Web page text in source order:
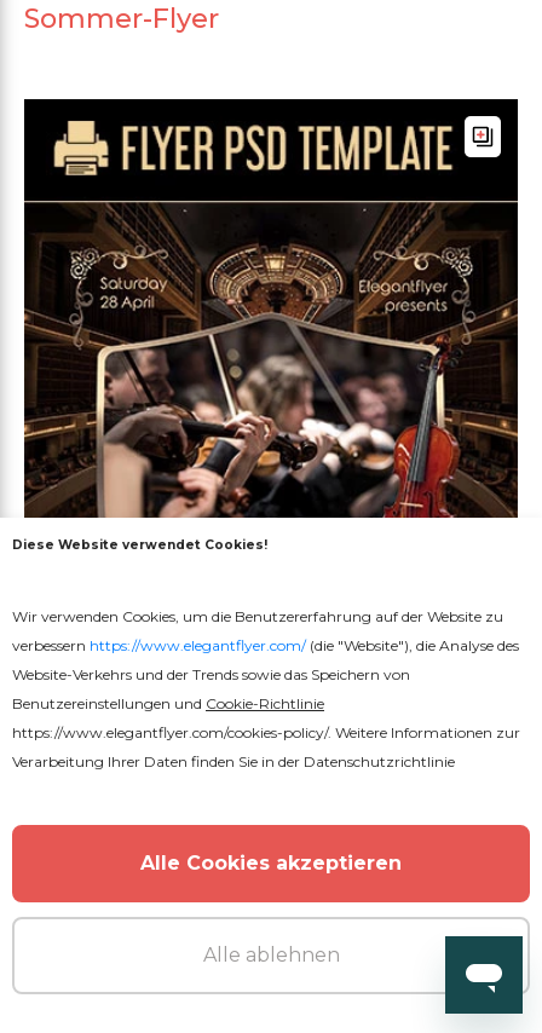
Sommer-Flyer
Klassisches Musik-Konzert
Diese Website verwendet Cookies!
Wir verwenden Cookies, um die Benutzererfahrung auf der Website zu
verbessern https://www.elegantflyer.com/(die "Website"), die Analyse des
Website-Verkehrs und der Trends sowie das Speichern von
Benutzereinstellungen und Cookie-Richtlinie
https://www.elegantflyer.com/cookies-policy/. Weitere Informationen zur
Verarbeitung Ihrer Daten finden Sie in der Datenschutzrichtlinie
Alle Cookies akzeptieren
Alle ablehnen